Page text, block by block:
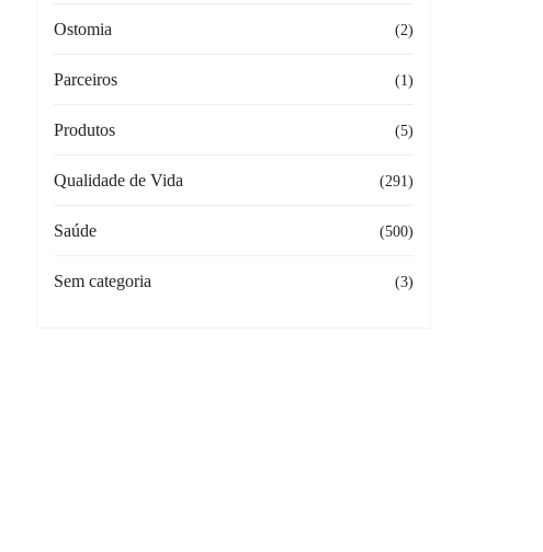
Ostomia (2)
Parceiros (1)
Produtos (5)
Qualidade de Vida (291)
Saúde (500)
Sem categoria (3)